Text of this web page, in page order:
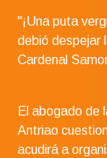
"¡Una puta
debió despejar
Cardenal
El abogado de
Antriao
acudirá a